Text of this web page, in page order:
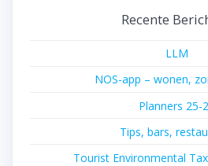
Recente
LLM
NOS-app – wonen,
Planners 25-
Tips, bars,
Tourist Environmental